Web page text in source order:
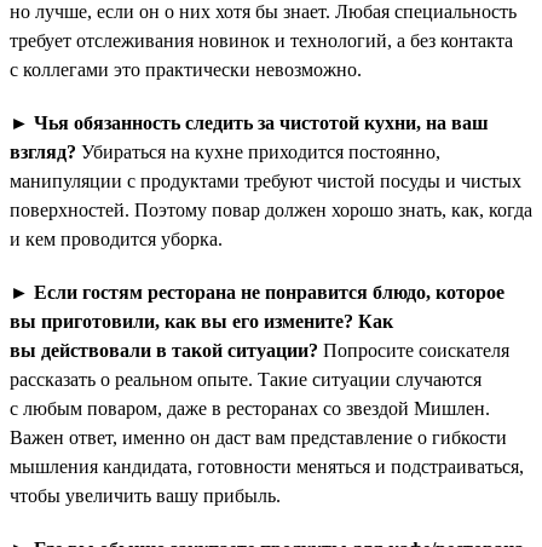
но лучше, если он о них хотя бы знает. Любая специальность
требует отслеживания новинок и технологий, а без контакта
с коллегами это практически невозможно.
► Чья обязанность следить за чистотой кухни, на ваш
взгляд? Убираться на кухне приходится постоянно,
манипуляции с продуктами требуют чистой посуды и чистых
поверхностей. Поэтому повар должен хорошо знать, как, когда
и кем проводится уборка.
► Если гостям ресторана не понравится блюдо, которое
вы приготовили, как вы его измените? Как
вы действовали в такой ситуации? Попросите соискателя
рассказать о реальном опыте. Такие ситуации случаются
с любым поваром, даже в ресторанах со звездой Мишлен.
Важен ответ, именно он даст вам представление о гибкости
мышления кандидата, готовности меняться и подстраиваться,
чтобы увеличить вашу прибыль.